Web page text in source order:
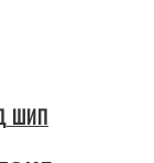
ШИП